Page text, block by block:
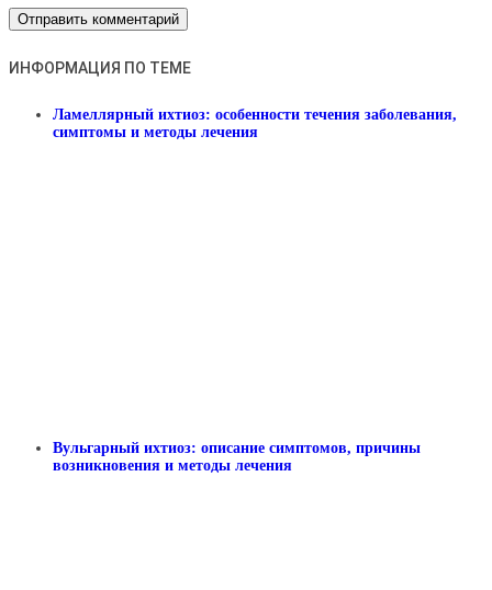
ИНФОРМАЦИЯ ПО ТЕМЕ
Ламеллярный ихтиоз: особенности течения заболевания,
симптомы и методы лечения
Вульгарный ихтиоз: описание симптомов, причины
возникновения и методы лечения